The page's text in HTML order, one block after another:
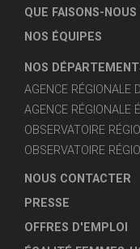
QUE FAISONS-NOUS
NOS ÉQUIPES
NOS
AGENCE RÉGIONALE
AGENCE RÉGIONALE
OBSERVATOIRE
OBSERVATOIRE
NOUS CONTACTER
PRESSE
OFFRES D'EMPLOI